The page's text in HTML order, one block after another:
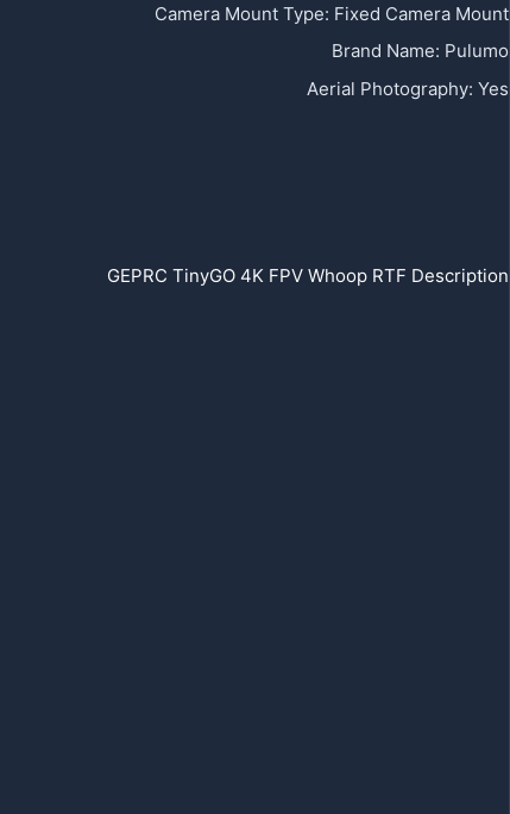
Camera Mount Type: Fixed Camera Mount
Brand Name: Pulumo
Aerial Photography: Yes
GEPRC TinyGO 4K FPV Whoop RTF Description